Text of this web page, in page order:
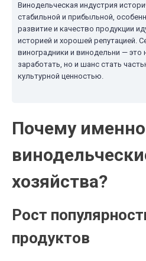
Винодельческая индустрия
стабильной и прибыльной,
развитие и качество продукции
историей и хорошей репутацией.
виноградники и винодельни —
заработать, но и шанс стать
культурной ценностью.
Почему
хозяйства?
Рост
продуктов